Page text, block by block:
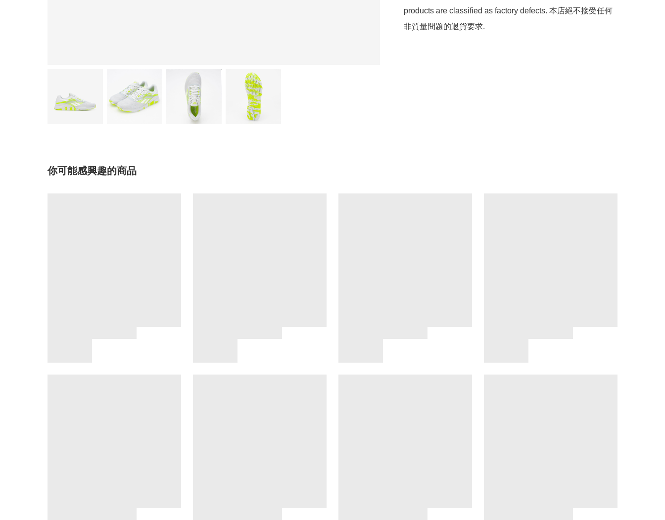
products are classified as factory defects. 本店絕不接受任何
非質量問題的退貨要求.
你可能感興趣的商品